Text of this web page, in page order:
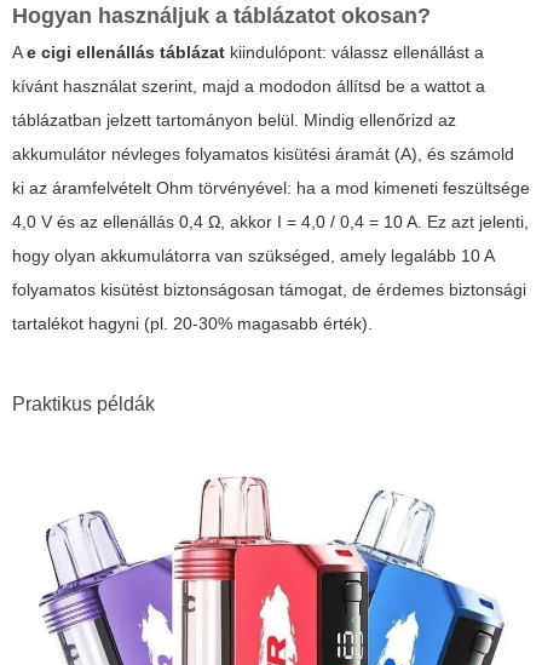
Hogyan használjuk a táblázatot okosan?
Ae cigi ellenállás táblázat kiindulópont: válassz ellenállást a
kívánt használat szerint, majd a mododon állítsd be a wattot a
táblázatban jelzett tartományon belül. Mindig ellenőrizd az
akkumulátor névleges folyamatos kisütési áramát (A), és számold
ki az áramfelvételt Ohm törvényével: ha a mod kimeneti feszültsége
4,0 V és az ellenállás 0,4 Ω, akkor I = 4,0 / 0,4 = 10 A. Ez azt jelenti,
hogy olyan akkumulátorra van szükséged, amely legalább 10 A
folyamatos kisütést biztonságosan támogat, de érdemes biztonsági
tartalékot hagyni (pl. 20-30% magasabb érték).
Praktikus példák